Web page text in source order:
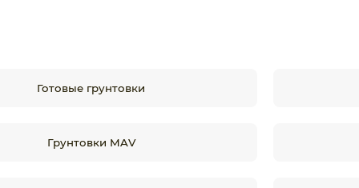
Готовые грунтовки
Грунтовки MAV